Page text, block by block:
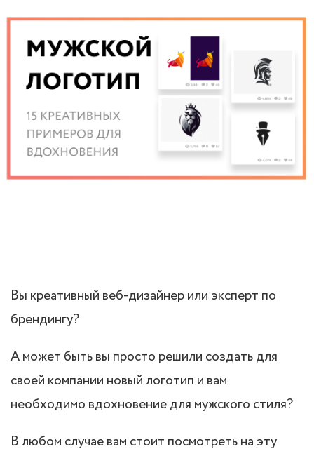
Вы креативный веб-дизайнер или эксперт по
брендингу?
А может быть вы просто решили создать для
своей компании новый логотип и вам
необходимо вдохновение для мужского стиля?
В любом случае вам стоит посмотреть на эту